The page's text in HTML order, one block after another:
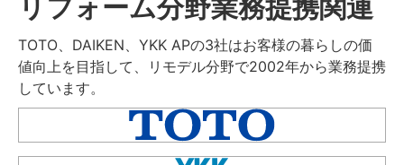
リフォーム分野業務提携関連
TOTO、DAIKEN、YKK APの3社はお客様の暮らしの価
値向上を目指して、リモデル分野で2002年から業務提携
しています。